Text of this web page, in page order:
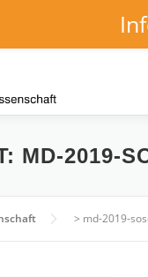
MD-2019-
> md-2019-